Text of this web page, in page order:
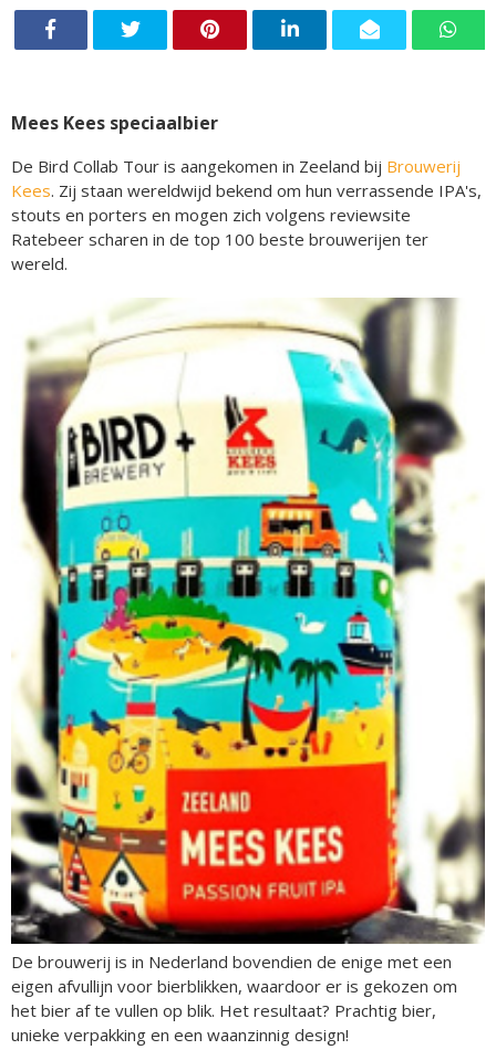
Mees Kees speciaalbier
De Bird Collab Tour is aangekomen in Zeeland bij Brouwerij
Kees. Zij staan wereldwijd bekend om hun verrassende IPA's,
stouts en porters en mogen zich volgens reviewsite
Ratebeer scharen in de top 100 beste brouwerijen ter
wereld.
De brouwerij is in Nederland bovendien de enige met een
eigen afvullijn voor bierblikken, waardoor er is gekozen om
het bier af te vullen op blik. Het resultaat? Prachtig bier,
unieke verpakking en een waanzinnig design!